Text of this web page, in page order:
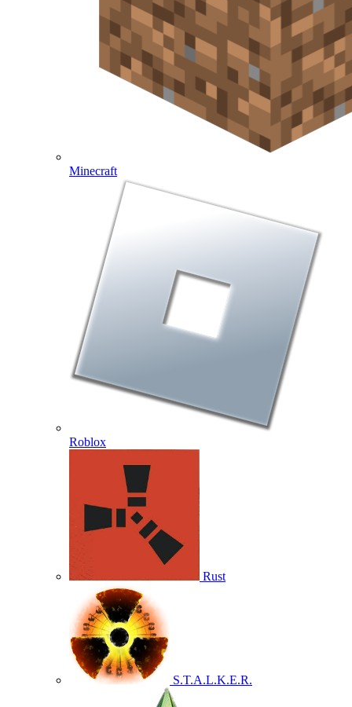
Minecraft
Roblox
Rust
S.T.A.L.K.E.R.